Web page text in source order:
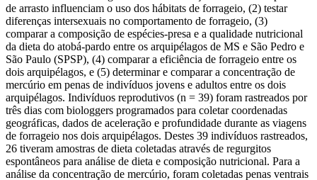
de arrasto influenciam o uso dos hábitats de forrageio, (2) testar
diferenças intersexuais no comportamento de forrageio, (3)
comparar a composição de espécies-presa e a qualidade nutricional
da dieta do atobá-pardo entre os arquipélagos de MS e São Pedro e
São Paulo (SPSP), (4) comparar a eficiência de forrageio entre os
dois arquipélagos, e (5) determinar e comparar a concentração de
mercúrio em penas de indivíduos jovens e adultos entre os dois
arquipélagos. Indivíduos reprodutivos (n = 39) foram rastreados por
três dias com biologgers programados para coletar coordenadas
geográficas, dados de aceleração e profundidade durante as viagens
de forrageio nos dois arquipélagos. Destes 39 indivíduos rastreados,
26 tiveram amostras de dieta coletadas através de regurgitos
espontâneos para análise de dieta e composição nutricional. Para a
análise da concentração de mercúrio, foram coletadas penas ventrais